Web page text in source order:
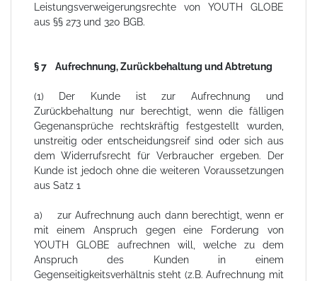
Leistungsverweigerungsrechte von YOUTH GLOBE
aus §§ 273 und 320 BGB.
§ 7 Aufrechnung, Zurückbehaltung und Abtretung
(1) Der Kunde ist zur Aufrechnung und
Zurückbehaltung nur berechtigt, wenn die fälligen
Gegenansprüche rechtskräftig festgestellt wurden,
unstreitig oder entscheidungsreif sind oder sich aus
dem Widerrufsrecht für Verbraucher ergeben. Der
Kunde ist jedoch ohne die weiteren Voraussetzungen
aus Satz 1
a) zur Aufrechnung auch dann berechtigt, wenn er
mit einem Anspruch gegen eine Forderung von
YOUTH GLOBE aufrechnen will, welche zu dem
Anspruch des Kunden in einem
Gegenseitigkeitsverhältnis steht (z.B. Aufrechnung mit